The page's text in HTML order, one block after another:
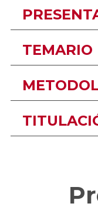
TEMARIO